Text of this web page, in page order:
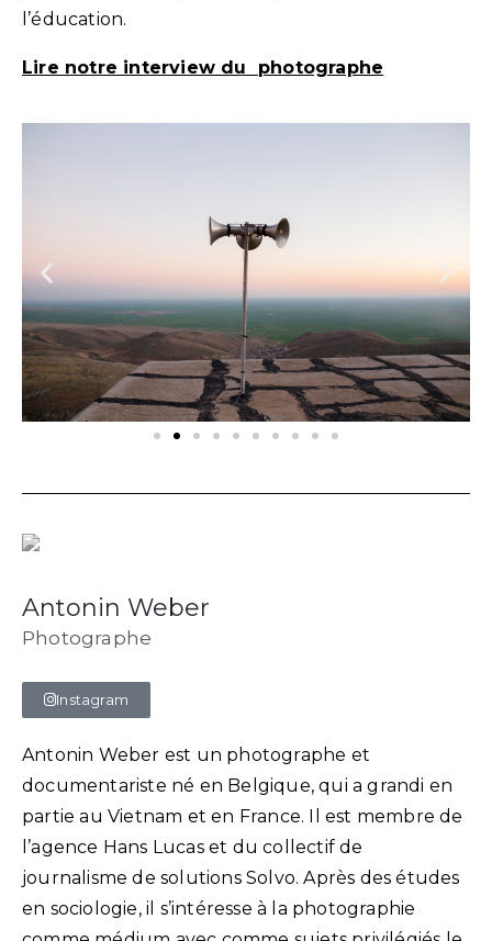
l’éducation.
Lire notre interview du photographe
Antonin Weber
Photographe
Instagram
Antonin Weber est un photographe et
documentariste né en Belgique, qui a grandi en
partie au Vietnam et en France. Il est membre de
l’agence Hans Lucas et du collectif de
journalisme de solutions Solvo. Après des études
en sociologie, il s’intéresse à la photographie